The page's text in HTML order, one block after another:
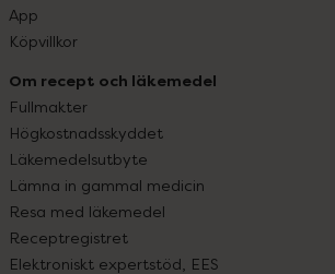
App
Köpvillkor
Om recept och läkemedel
Fullmakter
Högkostnadsskyddet
Läkemedelsutbyte
Lämna in gammal medicin
Resa med läkemedel
Receptregistret
Elektroniskt expertstöd, EES